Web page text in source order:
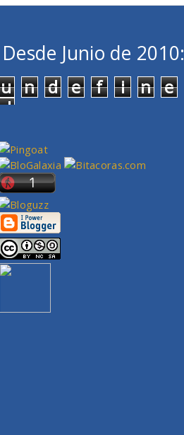
Desde Junio de 2010:
u n d e f i n e
d